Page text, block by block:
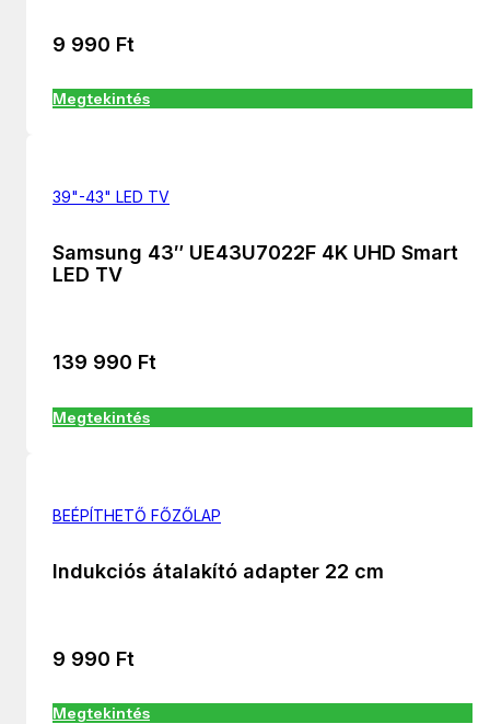
9 990 Ft
Megtekintés
39"-43" LED TV
Samsung 43″ UE43U7022F 4K UHD Smart
LED TV
139 990 Ft
Megtekintés
BEÉPÍTHETŐ FŐZŐLAP
Indukciós átalakító adapter 22 cm
9 990 Ft
Megtekintés